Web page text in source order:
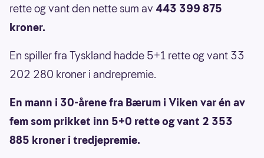
rette og vant den nette sum av 443 399 875
kroner.
En spiller fra Tyskland hadde 5+1 rette og vant 33
202 280 kroner i andrepremie.
En mann i 30-årene fra Bærum i Viken var én av
fem som prikket inn 5+0 rette og vant 2 353
885 kroner i tredjepremie.